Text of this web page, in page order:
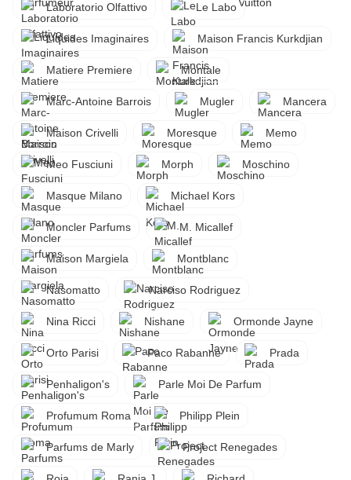
Laboratorio Olfattivo Le Labo
Liquides Imaginaires Maison Francis Kurkdjian
Matiere Premiere Montale
Marc-Antoine Barrois Mugler Mancera
Maison Crivelli Moresque Memo
Meo Fusciuni Morph Moschino
Masque Milano Michael Kors
Moncler Parfums M. Micallef
Maison Margiela Montblanc
Nasomatto Narciso Rodriguez
Nina Ricci Nishane Ormonde Jayne
Orto Parisi Paco Rabanne Prada
Penhaligon's Parle Moi De Parfum
Profumum Roma Philipp Plein
Parfums de Marly Project Renegades